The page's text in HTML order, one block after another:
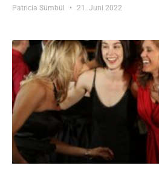
Patricia Sümbül 21. Juni 2022